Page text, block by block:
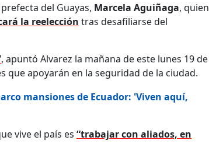
del Guayas, Marcela Aguiñaga, quien
la reelección tras desafiliarse del
, apuntó Alvarez la mañana de este lunes 19 de
apoyarán en la seguridad de la ciudad.
mansiones de Ecuador: 'Viven aquí,
vive el país es “trabajar con aliados, en